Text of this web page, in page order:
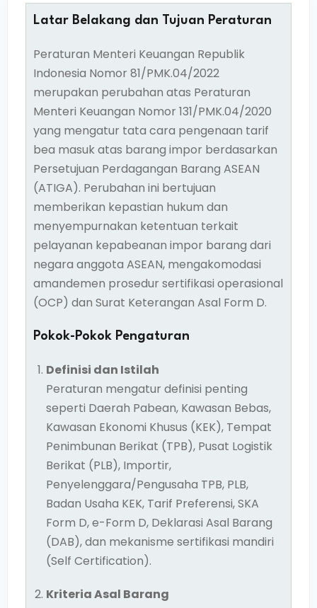
Latar Belakang dan Tujuan Peraturan
Peraturan Menteri Keuangan Republik
Indonesia Nomor 81/PMK.04/2022
merupakan perubahan atas Peraturan
Menteri Keuangan Nomor 131/PMK.04/2020
yang mengatur tata cara pengenaan tarif
bea masuk atas barang impor berdasarkan
Persetujuan Perdagangan Barang ASEAN
(ATIGA). Perubahan ini bertujuan
memberikan kepastian hukum dan
menyempurnakan ketentuan terkait
pelayanan kepabeanan impor barang dari
negara anggota ASEAN, mengakomodasi
amandemen prosedur sertifikasi operasional
(OCP) dan Surat Keterangan Asal Form D.
Pokok-Pokok Pengaturan
Definisi dan Istilah
Peraturan mengatur definisi penting
seperti Daerah Pabean, Kawasan Bebas,
Kawasan Ekonomi Khusus (KEK), Tempat
Penimbunan Berikat (TPB), Pusat Logistik
Berikat (PLB), Importir,
Penyelenggara/Pengusaha TPB, PLB,
Badan Usaha KEK, Tarif Preferensi, SKA
Form D, e-Form D, Deklarasi Asal Barang
(DAB), dan mekanisme sertifikasi mandiri
(Self Certification).
Kriteria Asal Barang